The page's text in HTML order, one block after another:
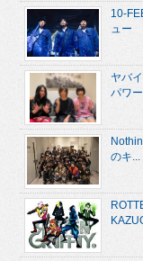
10-
ュー
ヤバ
パワ
のキ...